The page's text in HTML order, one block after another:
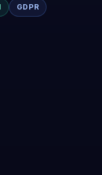
GDPR